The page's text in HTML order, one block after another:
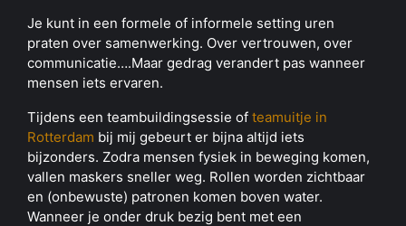
Je kunt in een formele of informele setting uren
praten over samenwerking. Over vertrouwen, over
communicatie….Maar gedrag verandert pas wanneer
mensen iets ervaren.
Tijdens een teambuildingsessie of teamuitje in
Rotterdam bij mij gebeurt er bijna altijd iets
bijzonders. Zodra mensen fysiek in beweging komen,
vallen maskers sneller weg. Rollen worden zichtbaar
en (onbewuste) patronen komen boven water.
Wanneer je onder druk bezig bent met een